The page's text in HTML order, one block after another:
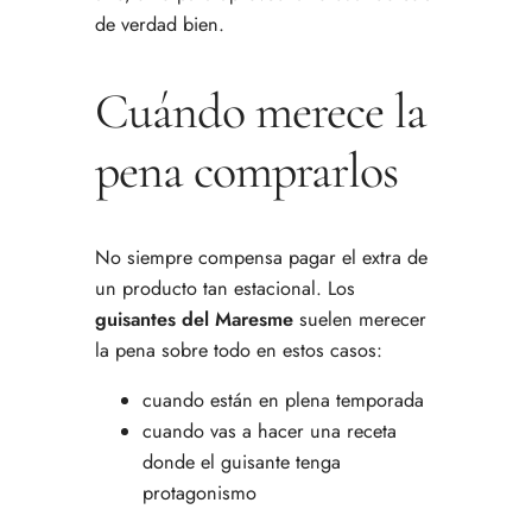
de verdad bien.
Cuándo merece la
pena comprarlos
No siempre compensa pagar el extra de
un producto tan estacional. Los
guisantes del Maresme suelen merecer
la pena sobre todo en estos casos:
cuando están en plena temporada
cuando vas a hacer una receta
donde el guisante tenga
protagonismo